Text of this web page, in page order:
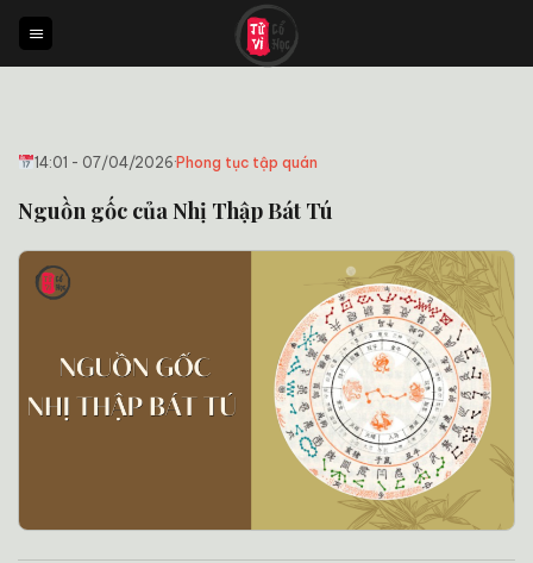
qua
nội
14:01 - 07/04/2026·Phong tục tập quán
Nguồn gốc của Nhị Thập Bát Tú